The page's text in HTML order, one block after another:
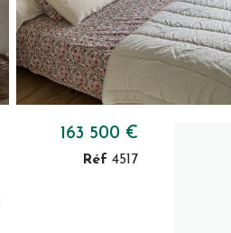
163 500 €
Réf 4517